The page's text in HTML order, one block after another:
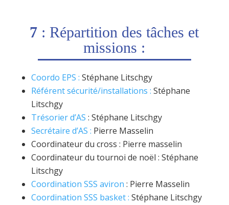
7 : Répartition des tâches et
missions :
Coordo EPS : Stéphane Litschgy
Référent sécurité/installations : Stéphane
Litschgy
Trésorier d’AS : Stéphane Litschgy
Secrétaire d’AS : Pierre Masselin
Coordinateur du cross : Pierre masselin
Coordinateur du tournoi de noël : Stéphane
Litschgy
Coordination SSS aviron : Pierre Masselin
Coordination SSS basket: Stéphane Litschgy